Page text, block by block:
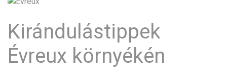
Kirándulástippek
Évreux környékén